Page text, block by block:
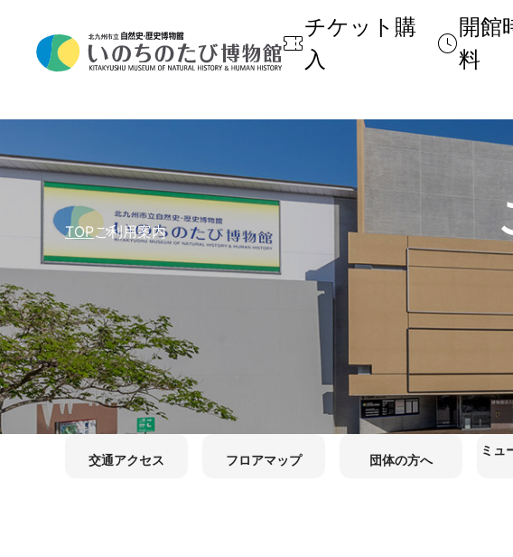
チケット購
入
開館
料
フロアマップ
昼食場所／近隣施設 ミュージア
お子様連れの方へ バリアフリ
イベント
授業での利用
博物館利用の手引き 展示解説サ
収蔵資料検索 学びのリン
博物館外部評価 東アジア
出版物
TOPご利用案内
交通アクセス フロアマップ 団体の方へ
ミュ